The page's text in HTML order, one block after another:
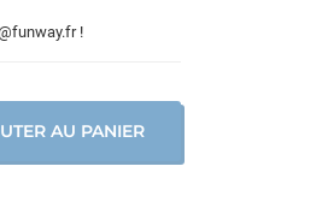
!
AU PANIER